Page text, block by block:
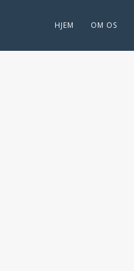
HJEM OM OS